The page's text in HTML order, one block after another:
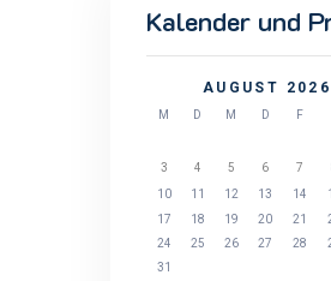
Kalender und
AUGUST 2026
M D M D F
3
4 5 6 7
10
11 12 13 14
17
18 19 20 21
24
25 26 27 28
31